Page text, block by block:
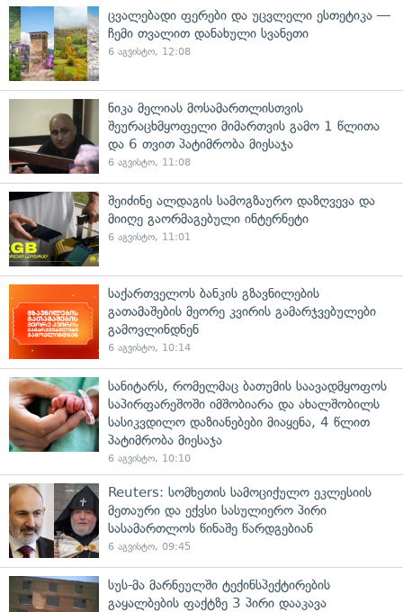
ცვალებადი ფერები და უცვლელი ესთეტიკა —
ჩემი თვალით დანახული სვანეთი
6 აგვისტო, 12:08
ნიკა მელიას მოსამართლისთვის
შეურაცხმყოფელი მიმართვის გამო 1 წლითა
და 6 თვით პატიმრობა მიესაჯა
6 აგვისტო, 11:08
შეიძინე ალდაგის სამოგზაურო დაზღვევა და
მიიღე გაორმაგებული ინტერნეტი
6 აგვისტო, 11:01
საქართველოს ბანკის გზავნილების
გათამაშების მეორე კვირის გამარჯვებულები
გამოვლინდნენ
6 აგვისტო, 10:14
სანიტარს, რომელმაც ბათუმის საავადმყოფოს
საპირფარეშოში იმშობიარა და ახალშობილს
სასიკვდილო დაზიანებები მიაყენა, 4 წლით
პატიმრობა მიესაჯა
6 აგვისტო, 10:10
Reuters: სომხეთის სამოციქულო ეკლესიის
მეთაური და ექვსი სასულიერო პირი
სასამართლოს წინაშე წარდგებიან
6 აგვისტო, 09:45
სუს-მა მარნეულში ტექინსპექტირების
გაყალბების ფაქტზე 3 პირი დააკავა